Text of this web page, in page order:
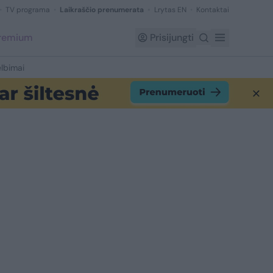
TV programa Laikraščio prenumerata Lrytas EN Kontaktai
Prisijungti